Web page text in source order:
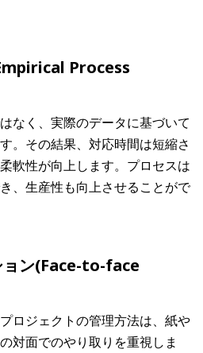
Process
なく、実際のデータに基づいて
。その結果、対応時間は短縮さ
軟性が向上します。プロセスは
、生産性も向上させることがで
ョン(Face-to-face
ロジェクトの管理方法は、紙や
対面でのやり取りを重視しま